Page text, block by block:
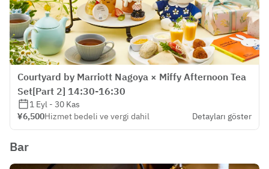
Courtyard by Marriott Nagoya × Miffy Afternoon Tea
Set[Part 2] 14:30-16:30
1 Eyl - 30 Kas
¥6,500Hizmet bedeli ve vergi dahil Detayları göster
Bar